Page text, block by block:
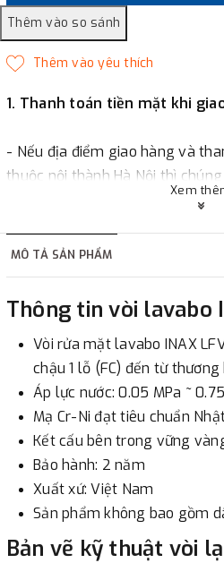
1. Thanh toán tiền mặt khi
- Nếu địa điểm giao hàng và
thuộc nội thành Hà Nội thì
hàng hoặc khách hàng đặt tiền
2. Thanh toán trực tiếp tại :
- Showroom Thanh HươngĐịa
phường Cát Linh, quận Đống Đa,
3. Chuyển khoản qua ngân
- Nếu địa điểm giao hàng khác
hoặc với những đơn đặt hàng
Chúng tôi sẽ thu tiền trước
chuyển theo cước phí tính trong
bằng phương thức chuyển
- Sau khi có thông tin xác thực
Xem
MÔ TẢ SẢN PHẨM
Thông tin vòi lavabo
Vòi rửa mặt lavabo INAX
chậu 1 lỗ (FC) đến từ
Áp lực nước: 0.05 MPa ~
Mạ Cr-Ni đạt tiêu chuẩn
Kết cấu bên trong vững
Bảo hành: 2 năm
Xuất xứ: Việt Nam
Sản phẩm không bao gồm
Bản vẽ kỹ thuật vòi